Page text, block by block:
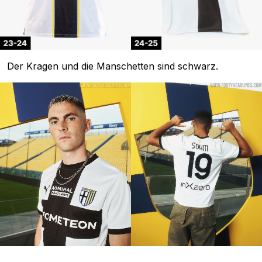
Der Kragen und die Manschetten sind schwarz.